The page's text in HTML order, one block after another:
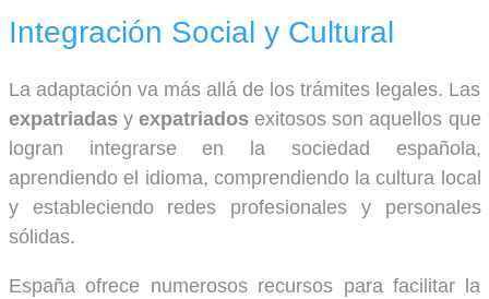
Integración Social y Cultural
La adaptación va más allá de los trámites legales. Las
expatriadas yexpatriados exitosos son aquellos que
logran integrarse en la sociedad española,
aprendiendo el idioma, comprendiendo la cultura local
y estableciendo redes profesionales y personales
sólidas.
España ofrece numerosos recursos para facilitar la